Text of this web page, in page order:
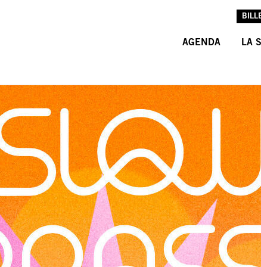
AGENDA LA